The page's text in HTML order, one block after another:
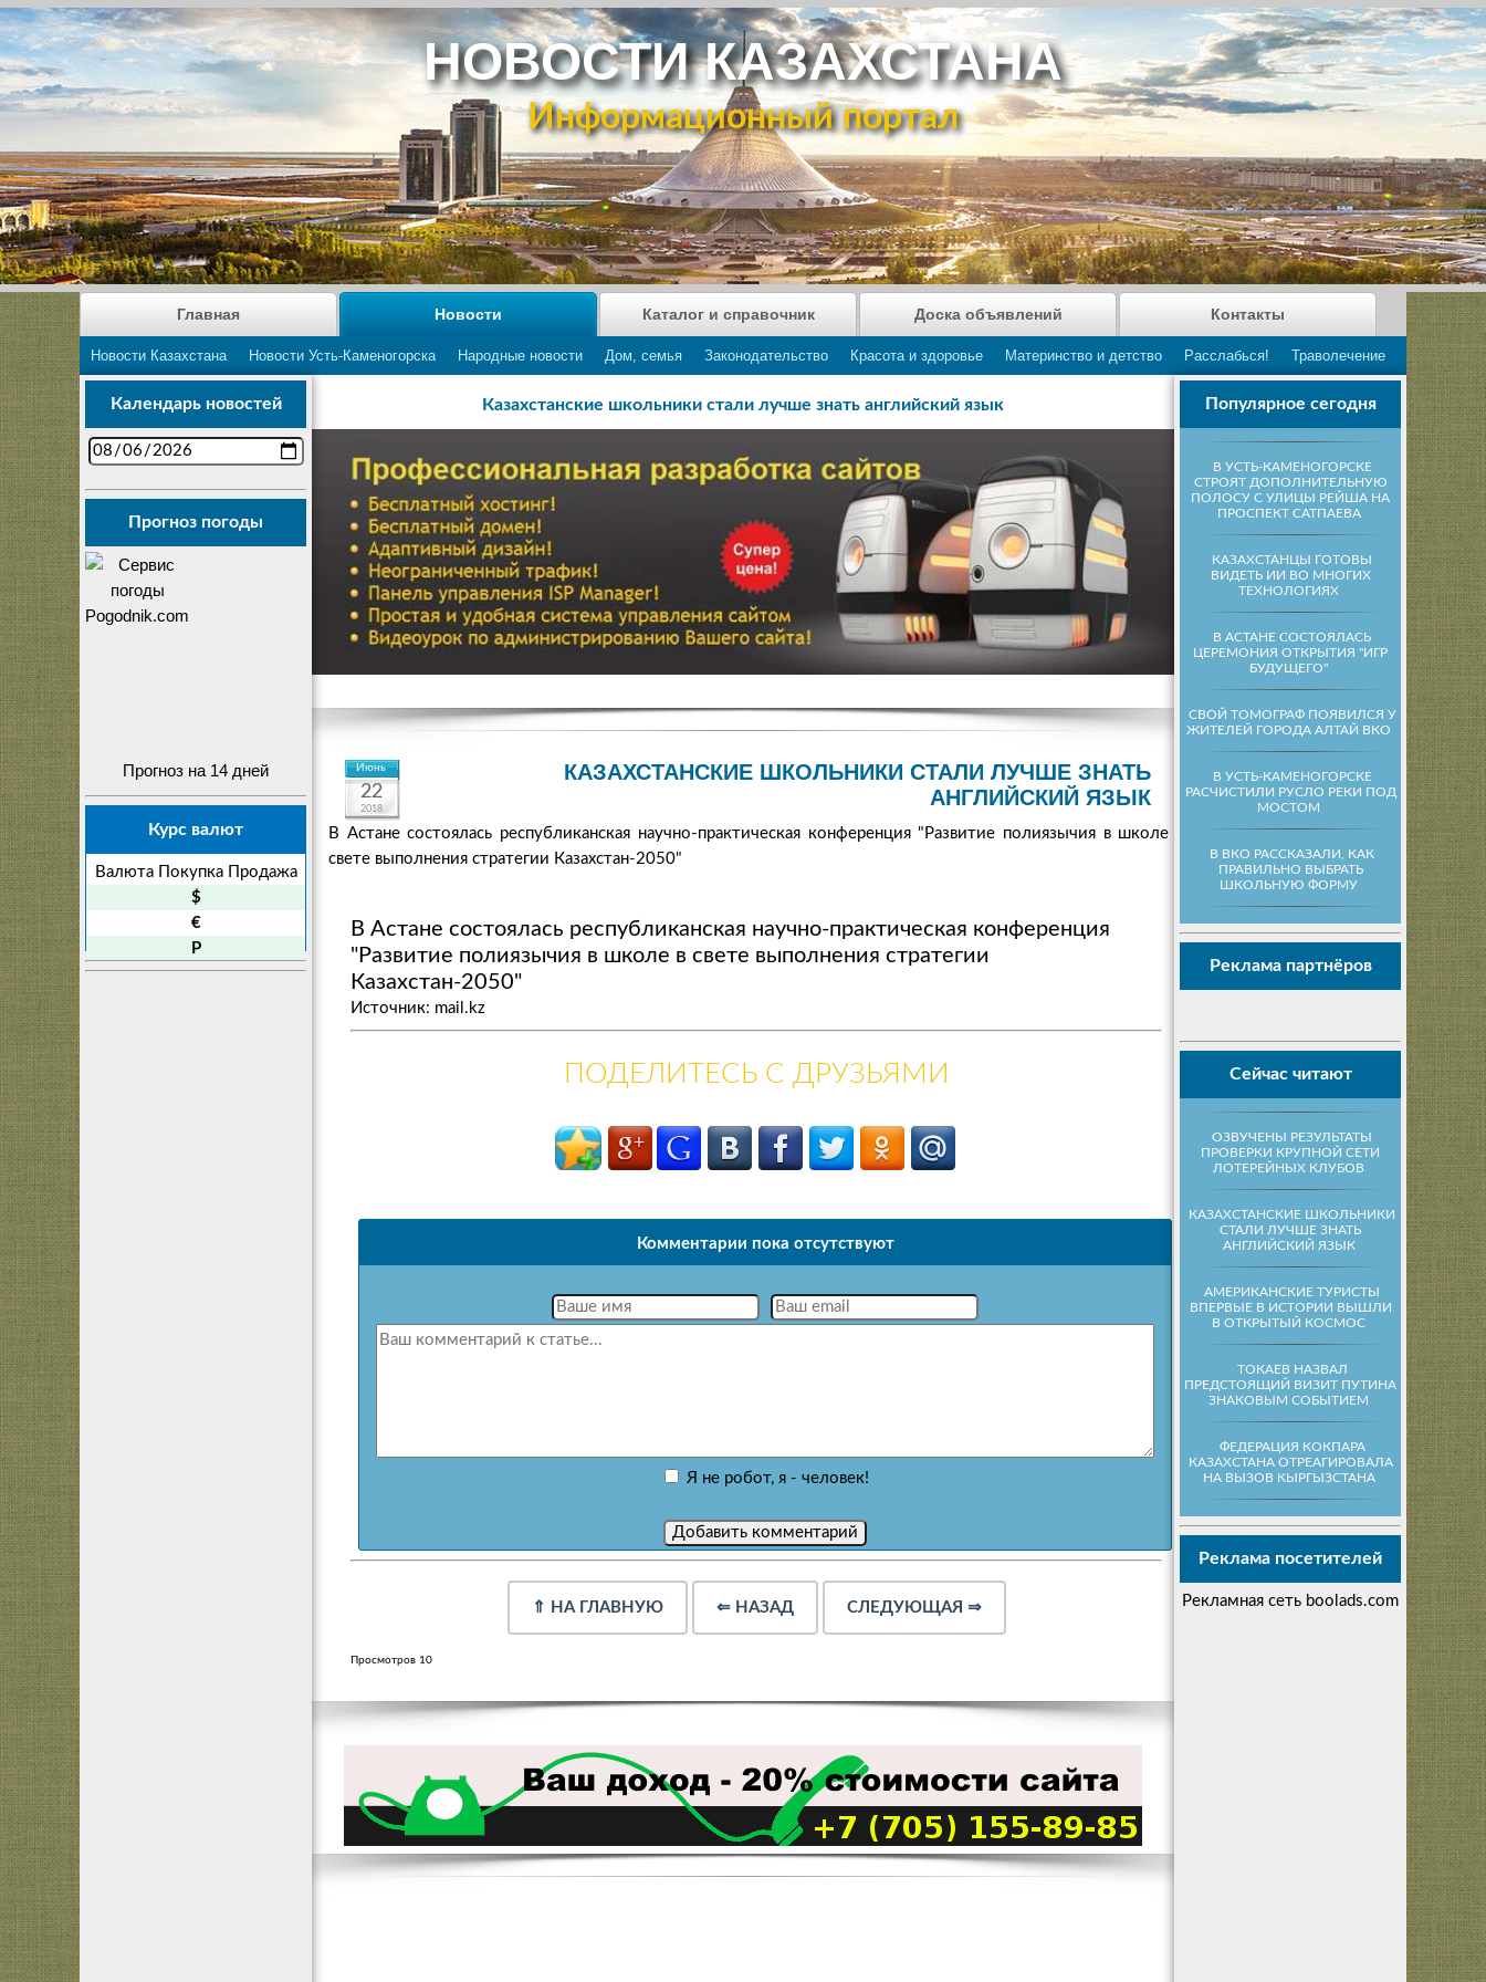
НОВОСТИ КАЗАХСТАНА
Информационный портал
Главная Новости
Новости Казахстана Новости Усть-Каменогорска Народные новости Дом, семья Законодательство Красота и здоровье Материнство и детство Расслабься! Траволечение
Каталог и справочник Доска объявлений Контакты
Популярное сегодня
В УСТЬ-КАМЕНОГОРСКЕ
СТРОЯТ ДОПОЛНИТЕЛЬНУЮ
ПОЛОСУ С УЛИЦЫ РЕЙША НА
ПРОСПЕКТ САТПАЕВА
КАЗАХСТАНЦЫ ГОТОВЫ
ВИДЕТЬ ИИ ВО МНОГИХ
ТЕХНОЛОГИЯХ
В АСТАНЕ СОСТОЯЛАСЬ
ЦЕРЕМОНИЯ ОТКРЫТИЯ "ИГР
БУДУЩЕГО"
СВОЙ ТОМОГРАФ ПОЯВИЛСЯ У
ЖИТЕЛЕЙ ГОРОДА АЛТАЙ ВКО
В УСТЬ-КАМЕНОГОРСКЕ
РАСЧИСТИЛИ РУСЛО РЕКИ ПОД
МОСТОМ
В ВКО РАССКАЗАЛИ, КАК
ПРАВИЛЬНО ВЫБРАТЬ
ШКОЛЬНУЮ ФОРМУ
Реклама партнёров
Сейчас читают
ОЗВУЧЕНЫ РЕЗУЛЬТАТЫ
ПРОВЕРКИ КРУПНОЙ СЕТИ
ЛОТЕРЕЙНЫХ КЛУБОВ
КАЗАХСТАНСКИЕ ШКОЛЬНИКИ
СТАЛИ ЛУЧШЕ ЗНАТЬ
АНГЛИЙСКИЙ ЯЗЫК
АМЕРИКАНСКИЕ ТУРИСТЫ
ВПЕРВЫЕ В ИСТОРИИ ВЫШЛИ
В ОТКРЫТЫЙ КОСМОС
ТОКАЕВ НАЗВАЛ
ПРЕДСТОЯЩИЙ ВИЗИТ ПУТИНА
ЗНАКОВЫМ СОБЫТИЕМ
ФЕДЕРАЦИЯ КОКПАРА
КАЗАХСТАНА ОТРЕАГИРОВАЛА
НА ВЫЗОВ КЫРГЫЗСТАНА
Реклама посетителей
Рекламная сеть boolads.com
Календарь новостей
Прогноз погоды
Прогноз на 14 дней
Курс валют
Валюта Покупка
Продажа
$
€
P
Казахстанские школьники стали лучше знать английский язык
Июнь
22
2018
КАЗАХСТАНСКИЕ ШКОЛЬНИКИ СТАЛИ ЛУЧШЕ ЗНАТЬ
АНГЛИЙСКИЙ ЯЗЫК
В Астане состоялась республиканская научно-практическая конференция "Развитие полиязычия в школе в
свете выполнения стратегии Казахстан-2050"
В Астане состоялась республиканская научно-практическая конференция
"Развитие полиязычия в школе в свете выполнения стратегии
Казахстан-2050"
Источник: mail.kz
ПОДЕЛИТЕСЬ С ДРУЗЬЯМИ
Комментарии пока отсутствуют
Я не робот, я - человек!
⇑ НА ГЛАВНУЮ ⇐ НАЗАД СЛЕДУЮЩАЯ ⇒
Просмотров 10